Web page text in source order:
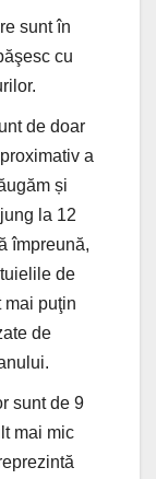
sunt în
cu
de doar
a
și
la 12
împreună,
de
mai puţin
de
sunt de 9
mai mic